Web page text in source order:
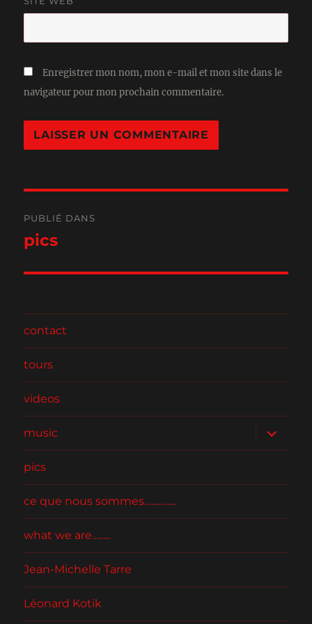
Enregistrer mon nom, mon e-mail et mon site dans le
navigateur pour mon prochain commentaire.
de
PUBLIÉ DANS
pics
contact
tours
videos
music
ouvrir
le
sous-
pics
ce que nous sommes…………..
what we are……..
Jean-Michelle Tarre
Léonard Kotik